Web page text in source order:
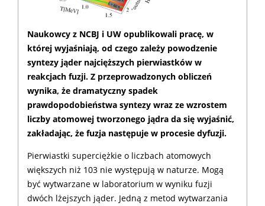
Naukowcy z NCBJ i UW opublikowali pracę, w
której wyjaśniają, od czego zależy powodzenie
syntezy jąder najcięższych pierwiastków w
reakcjach fuzji. Z przeprowadzonych obliczeń
wynika, że dramatyczny spadek
prawdopodobieństwa syntezy wraz ze wzrostem
liczby atomowej tworzonego jądra da się wyjaśnić,
zakładając, że fuzja następuje w procesie dyfuzji.
Pierwiastki superciężkie o liczbach atomowych
większych niż 103 nie występują w naturze. Mogą
być wytwarzane w laboratorium w wyniku fuzji
dwóch lżejszych jąder. Jedną z metod wytwarzania